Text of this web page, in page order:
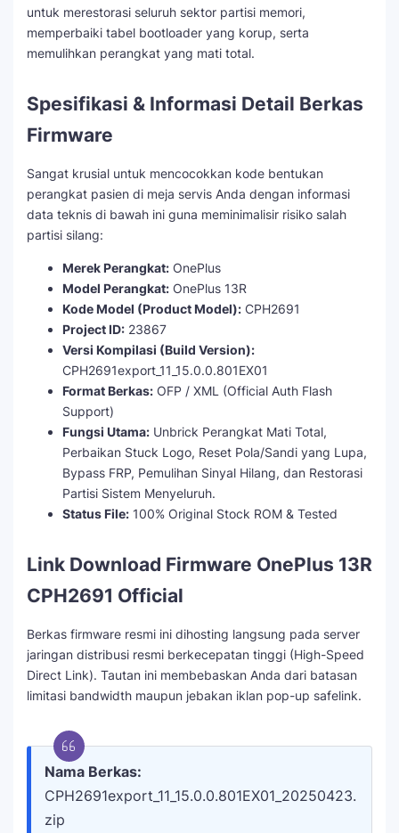
untuk merestorasi seluruh sektor partisi memori,
memperbaiki tabel bootloader yang korup, serta
memulihkan perangkat yang mati total.
Spesifikasi & Informasi Detail Berkas
Firmware
Sangat krusial untuk mencocokkan kode bentukan
perangkat pasien di meja servis Anda dengan informasi
data teknis di bawah ini guna meminimalisir risiko salah
partisi silang:
Merek Perangkat: OnePlus
Model Perangkat: OnePlus 13R
Kode Model (Product Model): CPH2691
Project ID: 23867
Versi Kompilasi (Build Version):
CPH2691export_11_15.0.0.801EX01
Format Berkas: OFP / XML (Official Auth Flash
Support)
Fungsi Utama: Unbrick Perangkat Mati Total,
Perbaikan Stuck Logo, Reset Pola/Sandi yang Lupa,
Bypass FRP, Pemulihan Sinyal Hilang, dan Restorasi
Partisi Sistem Menyeluruh.
Status File: 100% Original Stock ROM & Tested
Link Download Firmware OnePlus 13R
CPH2691 Official
Berkas firmware resmi ini dihosting langsung pada server
jaringan distribusi resmi berkecepatan tinggi (High-Speed
Direct Link). Tautan ini membebaskan Anda dari batasan
limitasi bandwidth maupun jebakan iklan pop-up safelink.
Nama Berkas:
CPH2691export_11_15.0.0.801EX01_20250423.
zip